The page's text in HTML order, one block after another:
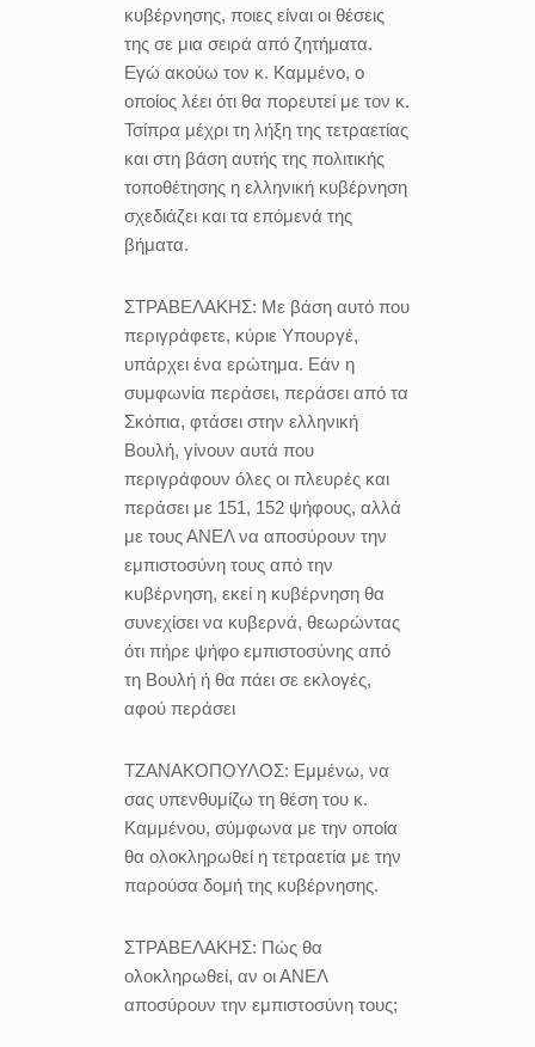
κυβέρνησης, ποιες είναι οι θέσεις
της σε μια σειρά από ζητήματα.
Εγώ ακούω τον κ. Καμμένο, ο
οποίος λέει ότι θα πορευτεί με τον κ.
Τσίπρα μέχρι τη λήξη της τετραετίας
και στη βάση αυτής της πολιτικής
τοποθέτησης η ελληνική κυβέρνηση
σχεδιάζει και τα επόμενά της
βήματα.
ΣΤΡΑΒΕΛΑΚΗΣ: Με βάση αυτό που
περιγράφετε, κύριε Υπουργέ,
υπάρχει ένα ερώτημα. Εάν η
συμφωνία περάσει, περάσει από τα
Σκόπια, φτάσει στην ελληνική
Βουλή, γίνουν αυτά που
περιγράφουν όλες οι πλευρές και
περάσει με 151, 152 ψήφους, αλλά
με τους ΑΝΕΛ να αποσύρουν την
εμπιστοσύνη τους από την
κυβέρνηση, εκεί η κυβέρνηση θα
συνεχίσει να κυβερνά, θεωρώντας
ότι πήρε ψήφο εμπιστοσύνης από
τη Βουλή ή θα πάει σε εκλογές,
αφού περάσει
ΤΖΑΝΑΚΟΠΟΥΛΟΣ: Εμμένω, να
σας υπενθυμίζω τη θέση του κ.
Καμμένου, σύμφωνα με την οποία
θα ολοκληρωθεί η τετραετία με την
παρούσα δομή της κυβέρνησης.
ΣΤΡΑΒΕΛΑΚΗΣ: Πώς θα
ολοκληρωθεί, αν οι ΑΝΕΛ
αποσύρουν την εμπιστοσύνη τους;